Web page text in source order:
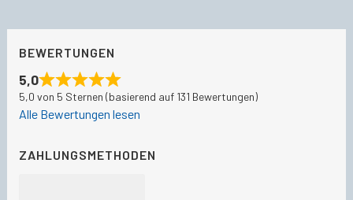
BEWERTUNGEN
5,0
5,0 von 5 Sternen (basierend auf 131 Bewertungen)
Alle Bewertungen lesen
ZAHLUNGSMETHODEN